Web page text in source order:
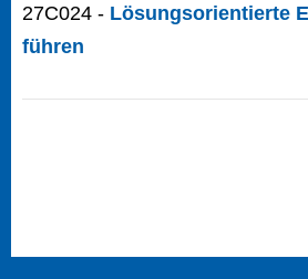
27C024 - Lösungsorientierte
führen